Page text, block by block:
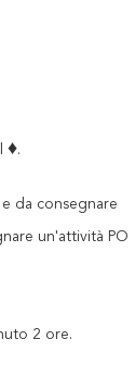
♦.
da consegnare
un'attività PO
2 ore.